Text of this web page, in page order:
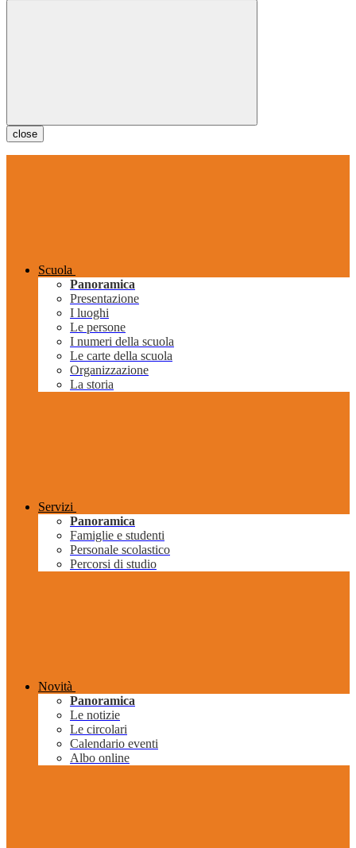
close
Scuola
Panoramica
Presentazione
I luoghi
Le persone
I numeri della scuola
Le carte della scuola
Organizzazione
La storia
Servizi
Panoramica
Famiglie e studenti
Personale scolastico
Percorsi di studio
Novità
Panoramica
Le notizie
Le circolari
Calendario eventi
Albo online